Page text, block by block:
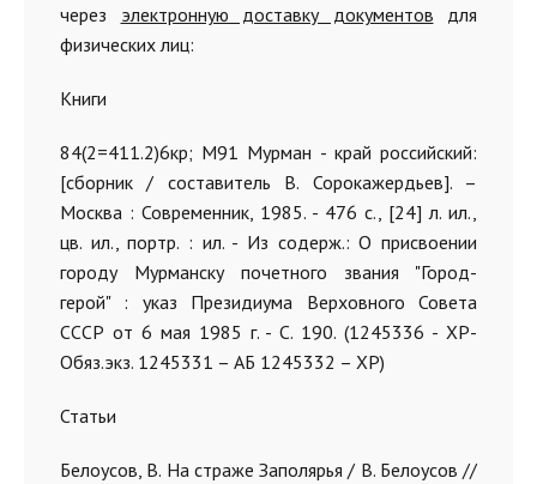
через электронную доставку документов для
физических лиц:
Книги
84(2=411.2)6кр; М91 Мурман - край российский:
[сборник / составитель В. Сорокажердьев]. –
Москва : Современник, 1985. - 476 с., [24] л. ил.,
цв. ил., портр. : ил. - Из содерж.: О присвоении
городу Мурманску почетного звания "Город-
герой" : указ Президиума Верховного Совета
СССР от 6 мая 1985 г. - С. 190. (1245336 - ХР-
Обяз.экз. 1245331 – АБ 1245332 – ХР)
Статьи
Белоусов, В. На страже Заполярья / В. Белоусов //